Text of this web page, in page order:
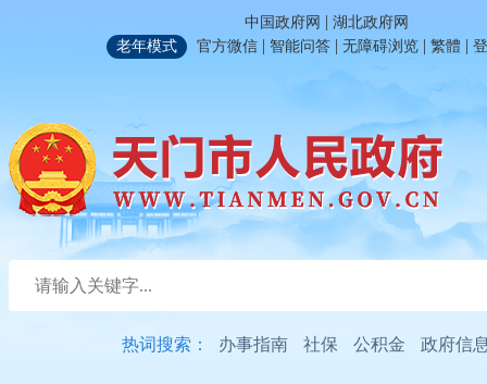
中国政府网 | 湖北政府网
老年模式
官方微信 | 智能问答 | 无障碍浏览 | 繁體 |
热词搜索： 办事指南 社保 公积金 政府信